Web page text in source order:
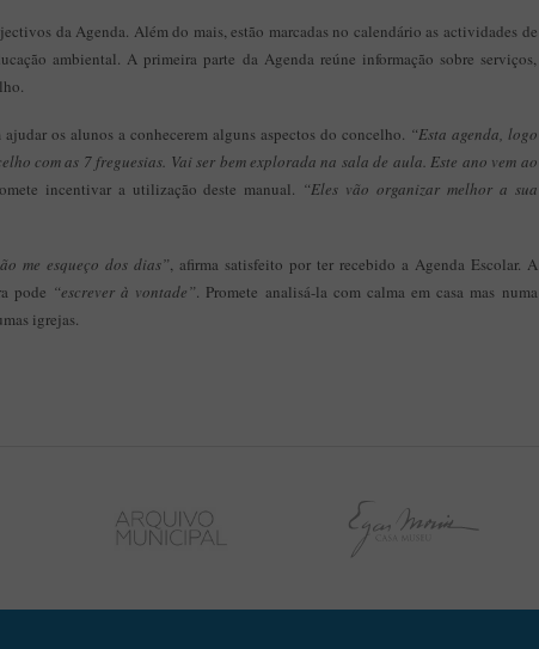
da Agenda. Além do mais, estão marcadas no calendário as actividades de
ambiental. A primeira parte da Agenda reúne informação sobre serviços,
os alunos a conhecerem alguns aspectos do concelho. “Esta agenda, logo
com as 7 freguesias. Vai ser bem explorada na sala de aula. Este ano vem ao
incentivar a utilização deste manual. “Eles vão organizar melhor a sua
me esqueço dos dias”, afirma satisfeito por ter recebido a Agenda Escolar. A
pode “escrever à vontade”. Promete analisá-la com calma em casa mas numa
igrejas.